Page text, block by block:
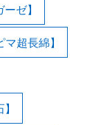
ゼ】
超長綿】